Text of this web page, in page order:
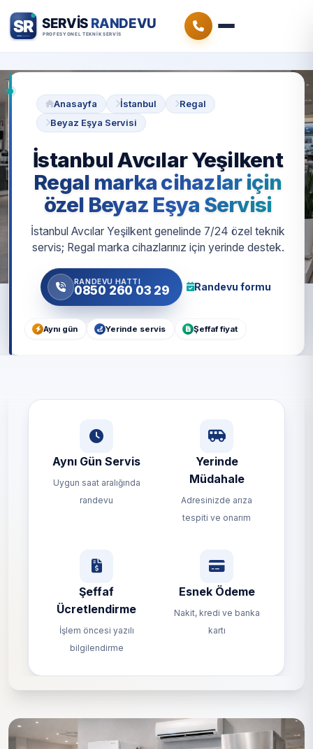
Anasayfa İstanbul
Regal
Beyaz Eşya Servisi
İstanbul Avcılar Yeşilkent
Regal marka cihazlar için
özel Beyaz Eşya Servisi
İstanbul Avcılar Yeşilkent genelinde 7/24 özel teknik
servis; Regal marka cihazlarınız için yerinde destek.
RANDEVU HATTI
0850 260 03 29 Randevu formu
Aynı gün Yerinde servis Şeffaf fiyat
Aynı Gün Servis
Uygun saat aralığında
randevu
Yerinde
Müdahale
Adresinizde arıza
tespiti ve onarım
Şeffaf
Ücretlendirme
İşlem öncesi yazılı
bilgilendirme
Esnek Ödeme
Nakit, kredi ve banka
kartı